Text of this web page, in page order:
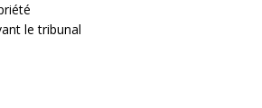
le tribunal